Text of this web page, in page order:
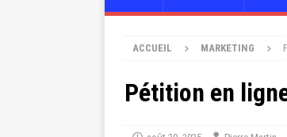
ACCUEIL MARKETING
Pétition en